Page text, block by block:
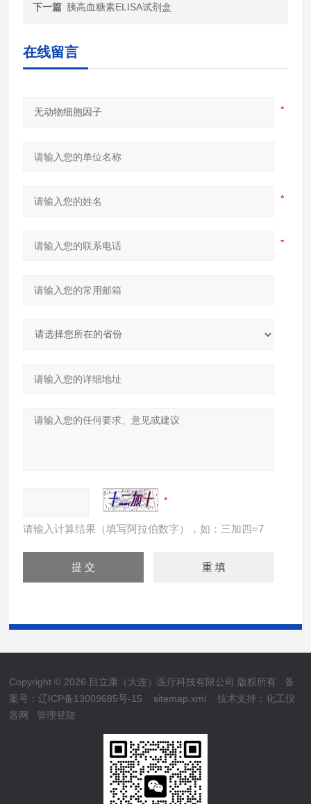
下一篇 胰高血糖素ELISA试剂盒
在线留言
请输入计算结果（填写阿拉伯数字），如：三加四=7
Copyright © 2026 目立康（大连）医疗科技有限公司 版权所有 备
案号：辽ICP备13009685号-15
sitemap.xml 技术支持：化工仪
器网
管理登陆